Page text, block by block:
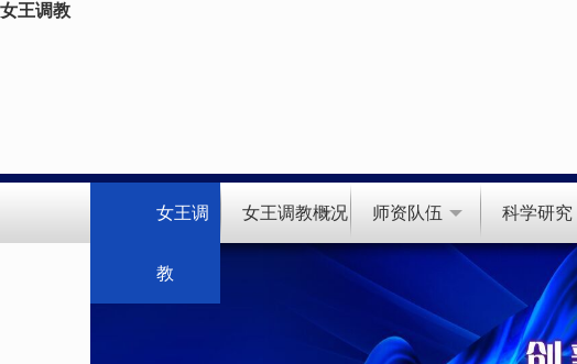
女王调教
女王调
教
女王调教概况 师资队伍 科学研究